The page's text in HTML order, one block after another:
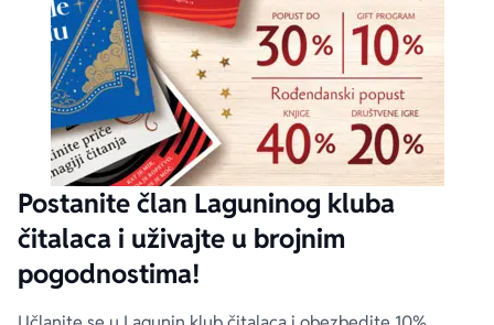
Postanite član Laguninog kluba
čitalaca i uživajte u brojnim
pogodnostima!